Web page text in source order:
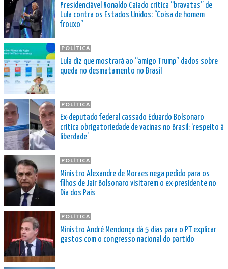
Presidenciável Ronaldo Caiado critica “bravatas” de
Lula contra os Estados Unidos: “Coisa de homem
frouxo”
POLÍTICA
Lula diz que mostrará ao “amigo Trump” dados sobre
queda no desmatamento no Brasil
POLÍTICA
Ex-deputado federal cassado Eduardo Bolsonaro
critica obrigatoriedade de vacinas no Brasil: ‘respeito à
liberdade’
POLÍTICA
Ministro Alexandre de Moraes nega pedido para os
filhos de Jair Bolsonaro visitarem o ex-presidente no
Dia dos Pais
POLÍTICA
Ministro André Mendonça dá 5 dias para o PT explicar
gastos com o congresso nacional do partido